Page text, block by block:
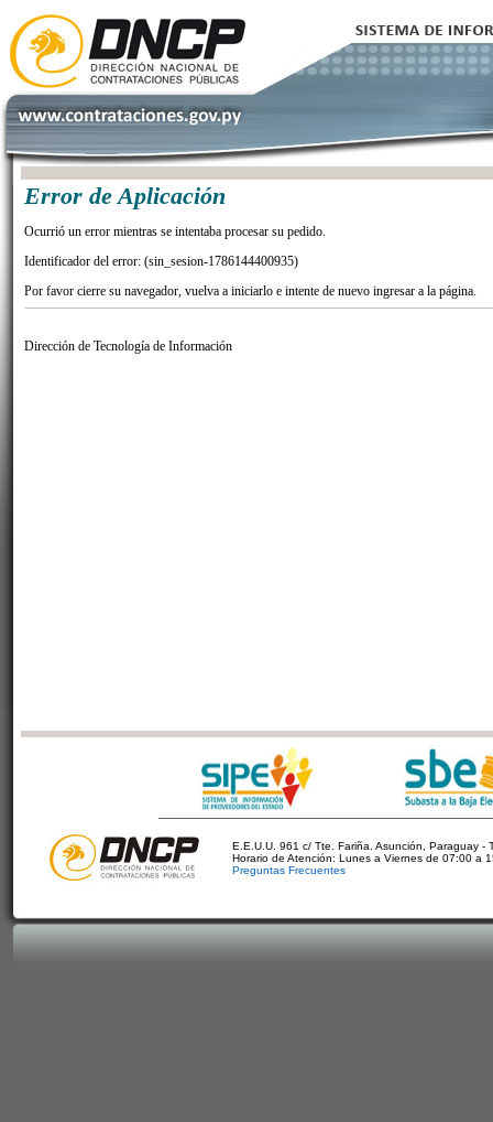
Error de Aplicación
Ocurrió un error mientras se intentaba procesar su pedido.
Identificador del error: (sin_sesion-1786144400935)
Por favor cierre su navegador, vuelva a iniciarlo e intente de nuevo ingresar a la página.
Dirección de Tecnología de Información
E.E.U.U. 961 c/ Tte. Fariña. Asunción, Paraguay -
Horario de Atención: Lunes a Viernes de 07:00 a
Preguntas Frecuentes